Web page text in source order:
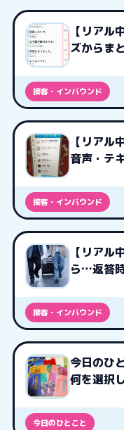
【リアル
ズからま
接客・インバウンド
【リアル
音声・テ
接客・インバウンド
【リアル
ら…返答
接客・インバウンド
今日のひ
何を選択
今日のひとこと